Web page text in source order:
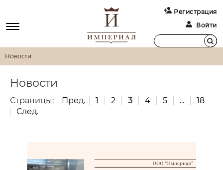
Регистрация
Войти
Новости
Новости
Страницы: Пред. 1 2 3 4 5 ...
18
След.